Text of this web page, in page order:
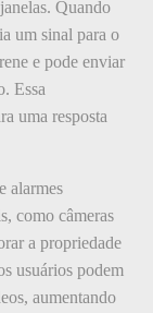
Quando
um sinal para o
e pode enviar
Essa
uma resposta
alarmes
como câmeras
a propriedade
usuários podem
aumentando